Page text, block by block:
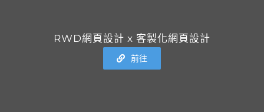
RWD網頁設計 x 客製化網頁設計
前往